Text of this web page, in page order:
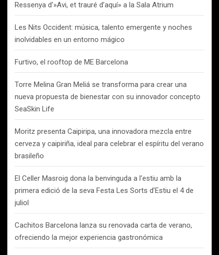
Ressenya d'»Avi, et trauré d’aquí» a la Sala Atrium
Les Nits Occident: música, talento emergente y noches
inolvidables en un entorno mágico
Furtivo, el rooftop de ME Barcelona
Torre Melina Gran Meliá se transforma para crear una
nueva propuesta de bienestar con su innovador concepto
SeaSkin Life
Moritz presenta Caipiripa, una innovadora mezcla entre
cerveza y caipiriña, ideal para celebrar el espíritu del verano
brasileño
El Celler Masroig dona la benvinguda a l’estiu amb la
primera edició de la seva Festa Les Sorts d’Estiu el 4 de
juliol
Cachitos Barcelona lanza su renovada carta de verano,
ofreciendo la mejor experiencia gastronómica